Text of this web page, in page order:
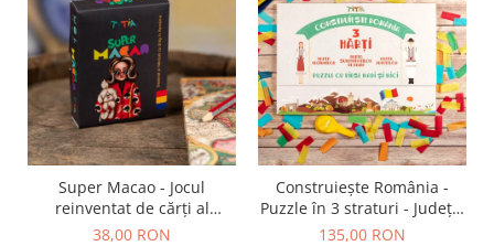
Super Macao - Jocul
reinventat de cărți al
copilăriei
38,00 RON
Construiește România -
Puzzle în 3 straturi - Județe,
Regiuni, Relief
135,00 RON